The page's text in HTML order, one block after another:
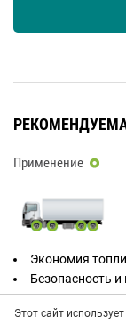
Применение
Экономия
Безопасность
Этот сайт